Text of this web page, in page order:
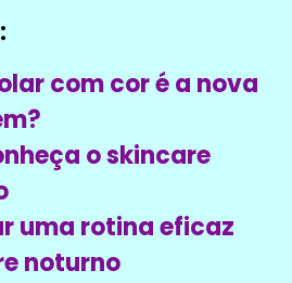
com cor é a nova
o skincare
uma rotina eficaz
noturno